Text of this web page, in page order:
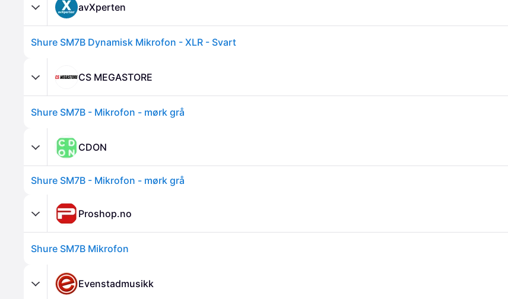
avXperten
Shure SM7B Dynamisk Mikrofon - XLR - Svart
CS MEGASTORE
Shure SM7B - Mikrofon - mørk grå
CDON
Shure SM7B - Mikrofon - mørk grå
Proshop.no
Shure SM7B Mikrofon
Evenstadmusikk